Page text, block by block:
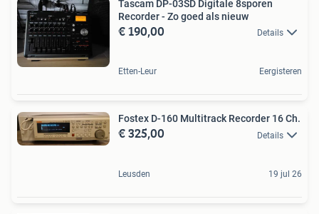
Tascam DP-03SD Digitale 8sporen
Recorder - Zo goed als nieuw
€ 190,00 Details
Etten-Leur Eergisteren
Fostex D-160 Multitrack Recorder 16 Ch.
€ 325,00 Details
Leusden 19 jul 26